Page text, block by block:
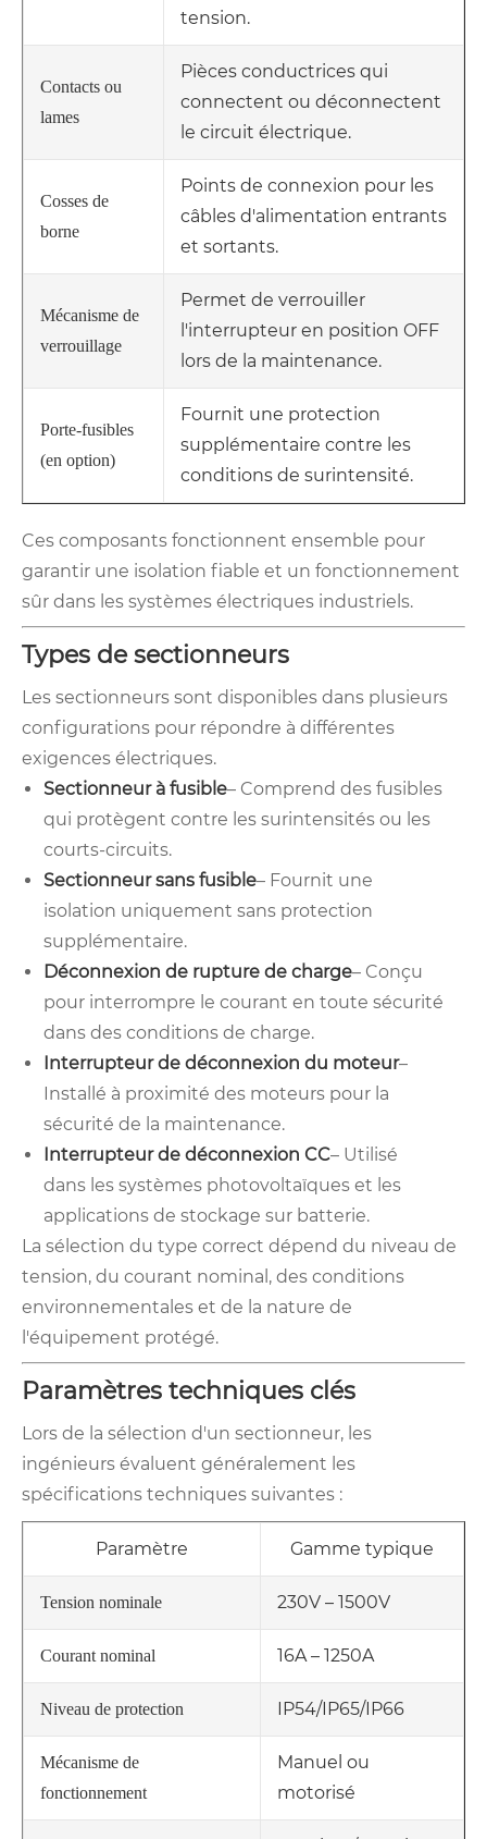
tension.
Contacts ou
lames
Pièces conductrices qui
connectent ou déconnectent
le circuit électrique.
Cosses de
borne
Points de connexion pour les
câbles d'alimentation entrants
et sortants.
Mécanisme de
verrouillage
Permet de verrouiller
l'interrupteur en position OFF
lors de la maintenance.
Porte-fusibles
(en option)
Fournit une protection
supplémentaire contre les
conditions de surintensité.
Ces composants fonctionnent ensemble pour
garantir une isolation fiable et un fonctionnement
sûr dans les systèmes électriques industriels.
Types de sectionneurs
Les sectionneurs sont disponibles dans plusieurs
configurations pour répondre à différentes
exigences électriques.
Sectionneur à fusible– Comprend des fusibles
qui protègent contre les surintensités ou les
courts-circuits.
Sectionneur sans fusible– Fournit une
isolation uniquement sans protection
supplémentaire.
Déconnexion de rupture de charge– Conçu
pour interrompre le courant en toute sécurité
dans des conditions de charge.
Interrupteur de déconnexion du moteur–
Installé à proximité des moteurs pour la
sécurité de la maintenance.
Interrupteur de déconnexion CC– Utilisé
dans les systèmes photovoltaïques et les
applications de stockage sur batterie.
La sélection du type correct dépend du niveau de
tension, du courant nominal, des conditions
environnementales et de la nature de
l'équipement protégé.
Paramètres techniques clés
Lors de la sélection d'un sectionneur, les
ingénieurs évaluent généralement les
spécifications techniques suivantes :
Paramètre Gamme typique
Tension nominale 230V – 1500V
Courant nominal 16A – 1250A
Niveau de protection IP54/IP65/IP66
Mécanisme de
fonctionnement
Manuel ou
motorisé